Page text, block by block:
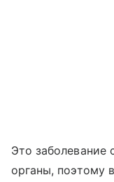
Это
органы, поэтому